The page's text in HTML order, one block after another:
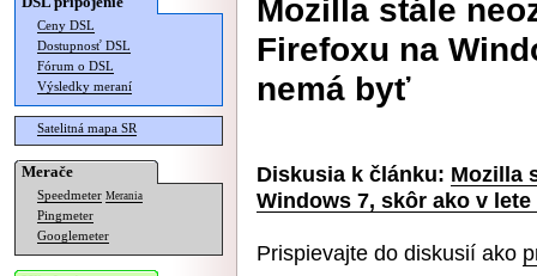
Ceny DSL
Dostupnosť DSL
Fórum o DSL
Výsledky meraní
Satelitná mapa SR
Merače
Speedmeter Merania
Pingmeter
Googlemeter
Mozilla stále
Firefoxu na
nemá byť
Diskusia k článku: Mozilla
Windows 7, skôr ako v
Prispievajte do diskusií ako